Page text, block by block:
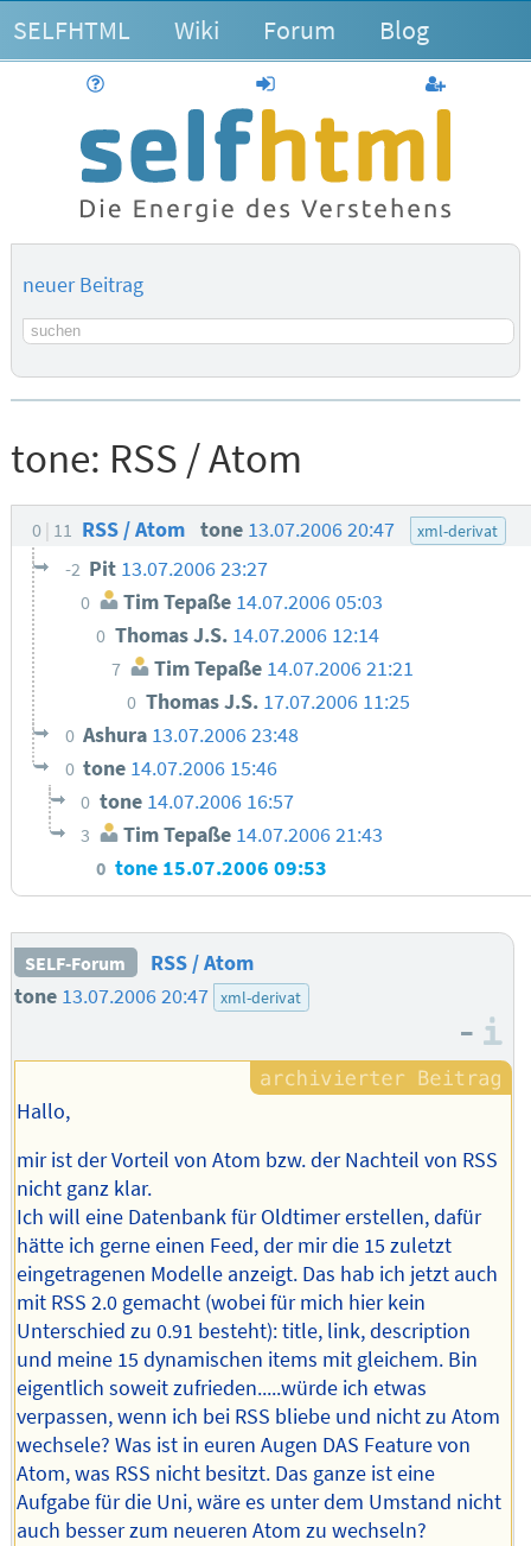
SELFHTML Wiki Forum Blog
anmelden
neuer Beitrag
Suchbegriff
tone: RSS / Atom
0 11 RSS / Atom tone 13.07.2006 20:47 xml-derivat
-2 Pit 13.07.2006 23:27
0 Tim Tepaße 14.07.2006 05:03
0 Thomas J.S. 14.07.2006 12:14
7 Tim Tepaße 14.07.2006 21:21
0 Thomas J.S. 17.07.2006 11:25
0 Ashura 13.07.2006 23:48
0 tone 14.07.2006 15:46
0 tone 14.07.2006 16:57
3 Tim Tepaße 14.07.2006 21:43
0 tone 15.07.2006 09:53
SELF-Forum
RSS / Atom
tone 13.07.2006 20:47 xml-derivat
–
Hallo,
mir ist der Vorteil von Atom bzw. der Nachteil von RSS
nicht ganz klar.
Ich will eine Datenbank für Oldtimer erstellen, dafür
hätte ich gerne einen Feed, der mir die 15 zuletzt
eingetragenen Modelle anzeigt. Das hab ich jetzt auch
mit RSS 2.0 gemacht (wobei für mich hier kein
Unterschied zu 0.91 besteht): title, link, description
und meine 15 dynamischen items mit gleichem. Bin
eigentlich soweit zufrieden.....würde ich etwas
verpassen, wenn ich bei RSS bliebe und nicht zu Atom
wechsele? Was ist in euren Augen DAS Feature von
Atom, was RSS nicht besitzt. Das ganze ist eine
Aufgabe für die Uni, wäre es unter dem Umstand nicht
auch besser zum neueren Atom zu wechseln?